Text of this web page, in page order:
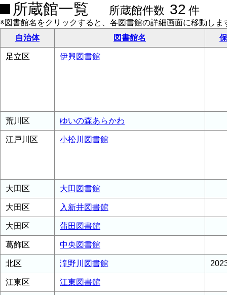
所蔵館一覧 所蔵館件数 32 件
※図書館名をクリックすると、各図書館の詳細画面に移動しま
自治体
図書館名
足立区 伊興図書館
荒川区 ゆいの森あらかわ
江戸川区 小松川図書館
大田区 大田図書館
大田区 入新井図書館
大田区 蒲田図書館
葛飾区 中央図書館
北区 滝野川図書館
江東区 江東図書館